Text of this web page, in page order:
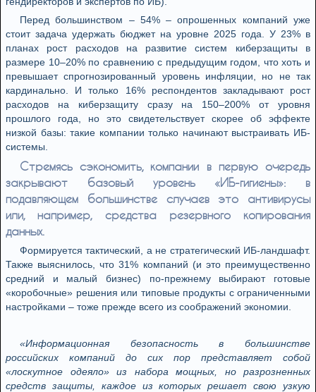
Перед большинством – 54% – опрошенных компаний уже
стоит задача удержать бюджет на уровне 2025 года. У 23% в
планах рост расходов на развитие систем киберзащиты в
размере 10–20% по сравнению с предыдущим годом, что хоть и
превышает спрогнозированный уровень инфляции, но не так
кардинально. И только 16% респондентов закладывают рост
расходов на киберзащиту сразу на 150–200% от уровня
прошлого года, но это свидетельствует скорее об эффекте
низкой базы: такие компании только начинают выстраивать ИБ-
системы.
Стремясь сэкономить, компании в первую очередь
закрывают базовый уровень «ИБ-гигиены»: в
подавляющем большинстве случаев это антивирусы
или, например, средства резервного копирования
данных.
Формируется тактический, а не стратегический ИБ-ландшафт.
Также выяснилось, что 31% компаний (и это преимущественно
средний и малый бизнес) по-прежнему выбирают готовые
«коробочные» решения или типовые продукты с ограниченными
настройками – тоже прежде всего из соображений экономии.
«Информационная безопасность в большинстве
российских компаний до сих пор представляет собой
«лоскутное одеяло» из набора мощных, но разрозненных
средств защиты, каждое из которых решает свою узкую